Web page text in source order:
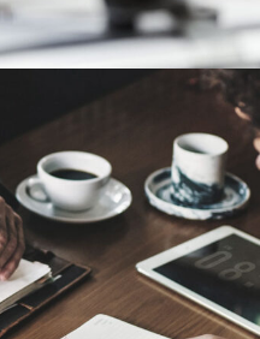
Street